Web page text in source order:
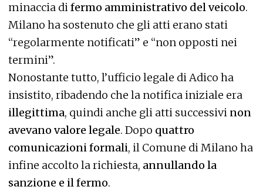
minaccia difermo amministrativo del veicolo.
Milano ha sostenuto che gli atti erano stati
“regolarmente notificati” e “non opposti nei
termini”.
Nonostante tutto, l’ufficio legale di Adico ha
insistito, ribadendo che la notifica iniziale era
illegittima, quindi anche gli atti successivi non
avevano valore legale. Dopo quattro
comunicazioni formali, il Comune di Milano ha
infine accolto la richiesta, annullando la
sanzione e il fermo.